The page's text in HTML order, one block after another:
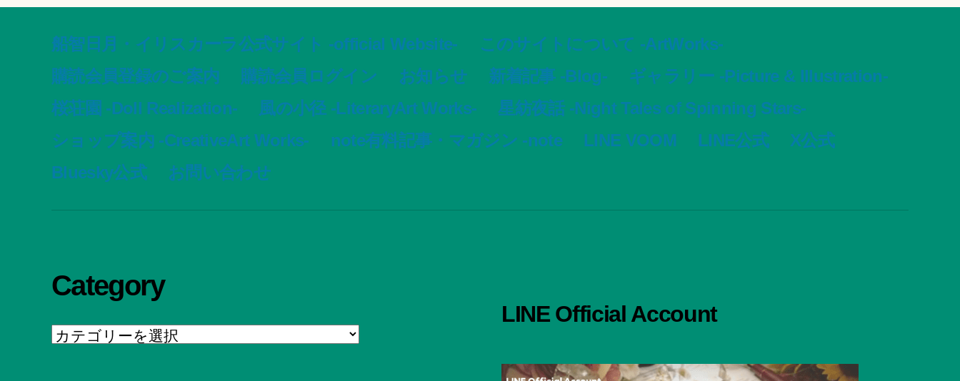
船智日月・イリスカーラ公式サイト -official Website-
このサイトについて -ArtWorks-
購読会員登録のご案内
購読会員ログイン お知らせ 新着記事 -Blog-
ギャラリー -Picture & Illustration-
桜荘園 -Doll Realization-
風の小径 -LiteraryArt Works-
星紡夜話 -Night Tales of Spinning Stars-
ショップ案内 -CreativeArt Works-
note有料記事・マガジン -note LINE VOOM LINE公式
X公式
Bluesky公式
お問い合わせ
Category
Category
LINE Official Account